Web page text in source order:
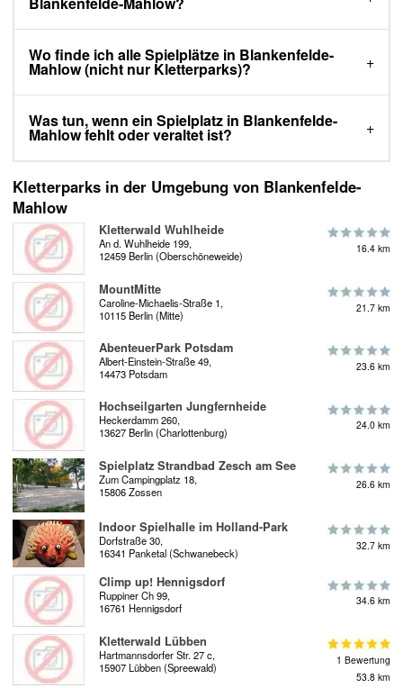
Wo finde ich alle Spielplätze in Blankenfelde-
Mahlow (nicht nur Kletterparks)?
Was tun, wenn ein Spielplatz in Blankenfelde-
Mahlow fehlt oder veraltet ist?
Kletterparks in der Umgebung von Blankenfelde-
Mahlow
Kletterwald Wuhlheide
An d. Wuhlheide 199,
12459 Berlin (Oberschöneweide)
16.4 km
MountMitte
Caroline-Michaelis-Straße 1,
10115 Berlin (Mitte)
21.7 km
AbenteuerPark Potsdam
Albert-Einstein-Straße 49,
14473 Potsdam
23.6 km
Hochseilgarten Jungfernheide
Heckerdamm 260,
13627 Berlin (Charlottenburg)
24.0 km
Spielplatz Strandbad Zesch am See
Zum Campingplatz 18,
15806 Zossen
26.6 km
Indoor Spielhalle im Holland-Park
Dorfstraße 30,
16341 Panketal (Schwanebeck)
32.7 km
Climp up! Hennigsdorf
Ruppiner Ch 99,
16761 Hennigsdorf
34.6 km
Kletterwald Lübben
Hartmannsdorfer Str. 27 c,
15907 Lübben (Spreewald)
1 Bewertung
53.8 km